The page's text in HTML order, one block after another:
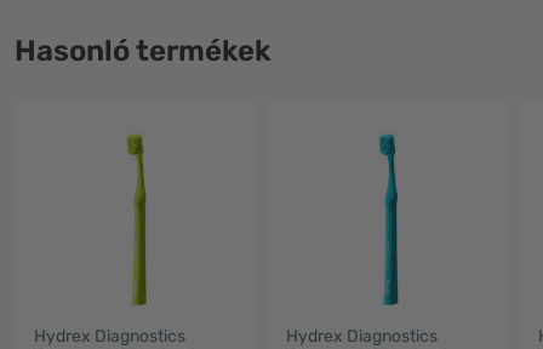
Hasonló termékek
Hydrex Diagnostics Hydrex Diagnostics